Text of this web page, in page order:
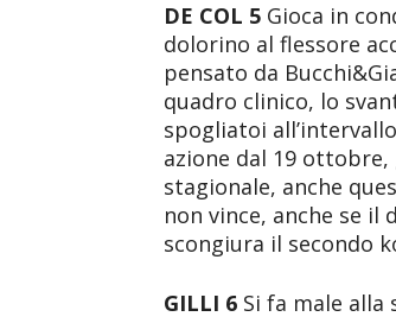
DE COL 5 Gioca in
dolorino al flessore
pensato da
quadro clinico, lo
spogliatoi
azione dal 19 ottobre,
stagionale, anche
non vince, anche se
scongiura il secondo
GILLI 6 Si fa male